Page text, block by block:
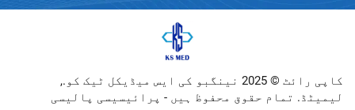
کاپی رائٹ © 2025 نینگبو کی ایس میڈیکل ٹیک کو.,
حقوق محفوظ ہیں - پرائیسیسی پالیسی